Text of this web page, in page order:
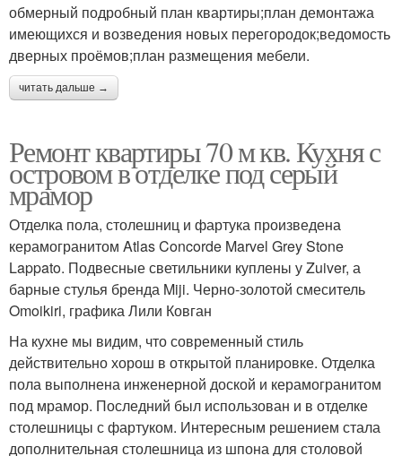
обмерный подробный план квартиры;план демонтажа
имеющихся и возведения новых перегородок;ведомость
дверных проёмов;план размещения мебели.
читать дальше →
Ремонт квартиры 70 м кв. Кухня с
островом в отделке под серый
мрамор
Отделка пола, столешниц и фартука произведена
керамогранитом Atlas Concorde Marvel Grey Stone
Lappato. Подвесные светильники куплены у Zuiver, а
барные стулья бренда Miji. Черно-золотой смеситель
Omoikiri, графика Лили Ковган
На кухне мы видим, что современный стиль
действительно хорош в открытой планировке. Отделка
пола выполнена инженерной доской и керамогранитом
под мрамор. Последний был использован и в отделке
столешницы с фартуком. Интересным решением стала
дополнительная столешница из шпона для столовой